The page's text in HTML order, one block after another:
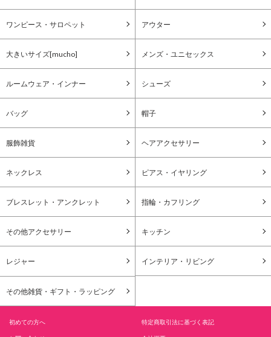
ワンピース・サロペット アウター
大きいサイズ[mucho] メンズ・ユニセックス
ルームウェア・インナー シューズ
バッグ 帽子
服飾雑貨 ヘアアクセサリー
ネックレス ピアス・イヤリング
ブレスレット・アンクレット 指輪・カフリング
その他アクセサリー キッチン
レジャー インテリア・リビング
その他雑貨・ギフト・ラッピング
初めての方へ 特定商取引法に基づく表記